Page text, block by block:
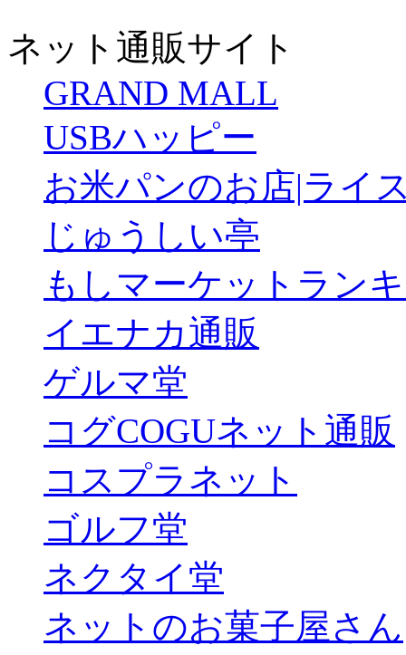
ネット通販サイト
GRAND MALL
USBハッピー
お米パンのお店|ライ
じゅうしい亭
もしマーケットラン
イエナカ通販
ゲルマ堂
コグCOGUネット通販
コスプラネット
ゴルフ堂
ネクタイ堂
ネットのお菓子屋さん